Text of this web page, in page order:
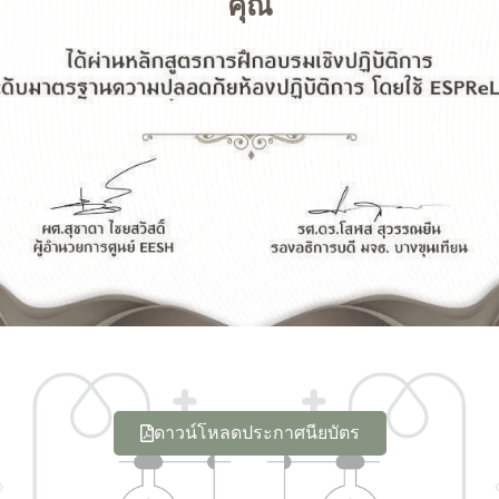
ดาวน์โหลดประกาศนียบัตร